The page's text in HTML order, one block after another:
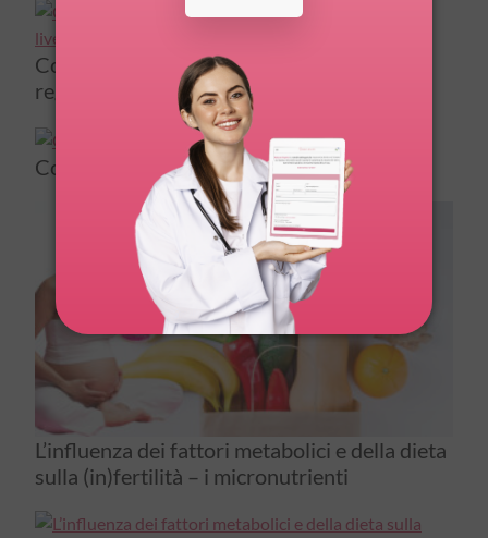
Colesterolo. 10 alimenti che aiutano a
regolarne i livelli nel sangue
Colesterolo se lo conosci lo controlli
L’influenza dei fattori metabolici e della dieta
sulla (in)fertilità – i micronutrienti